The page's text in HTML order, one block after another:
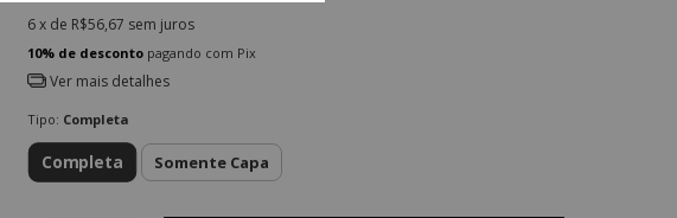
6x de R$56,67 sem juros
10% de desconto pagando com Pix
Ver mais detalhes
Tipo: Completa
Completa Somente Capa